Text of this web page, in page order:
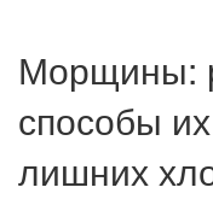
Морщины:
способы
лишних